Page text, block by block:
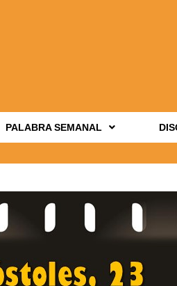
PALABRA SEMANAL